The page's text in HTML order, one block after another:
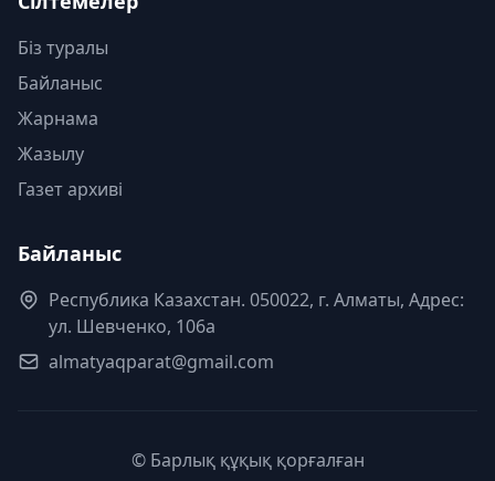
Біз туралы
Байланыс
Жарнама
Жазылу
Газет архиві
Байланыс
Республика Казахстан. 050022, г. Алматы, Адрес:
ул. Шевченко, 106а
almatyaqparat@gmail.com
© Барлық құқық қорғалған